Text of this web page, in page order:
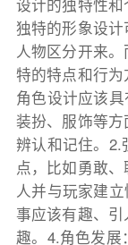
设计的独特性和
独特的形象设
人物区分开来
特的特点和行
角色设计应该
装扮、服饰等
辨认和记住。2.
点，比如勇敢
人并与玩家建
事应该有趣、
趣。4.角色发展